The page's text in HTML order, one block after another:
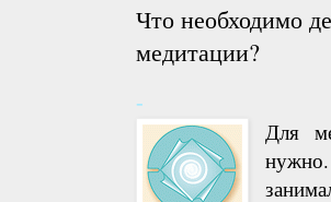
Что необходимо
медитации?
-
Для